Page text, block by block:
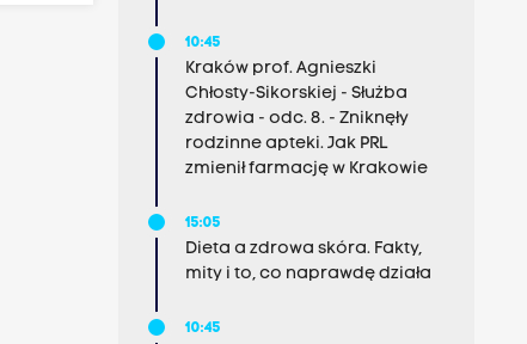
10:45
Kraków prof. Agnieszki
Chłosty-Sikorskiej - Służba
zdrowia - odc. 8. - Zniknęły
rodzinne apteki. Jak PRL
zmienił farmację w Krakowie
15:05
Dieta a zdrowa skóra. Fakty,
mity i to, co naprawdę działa
10:45